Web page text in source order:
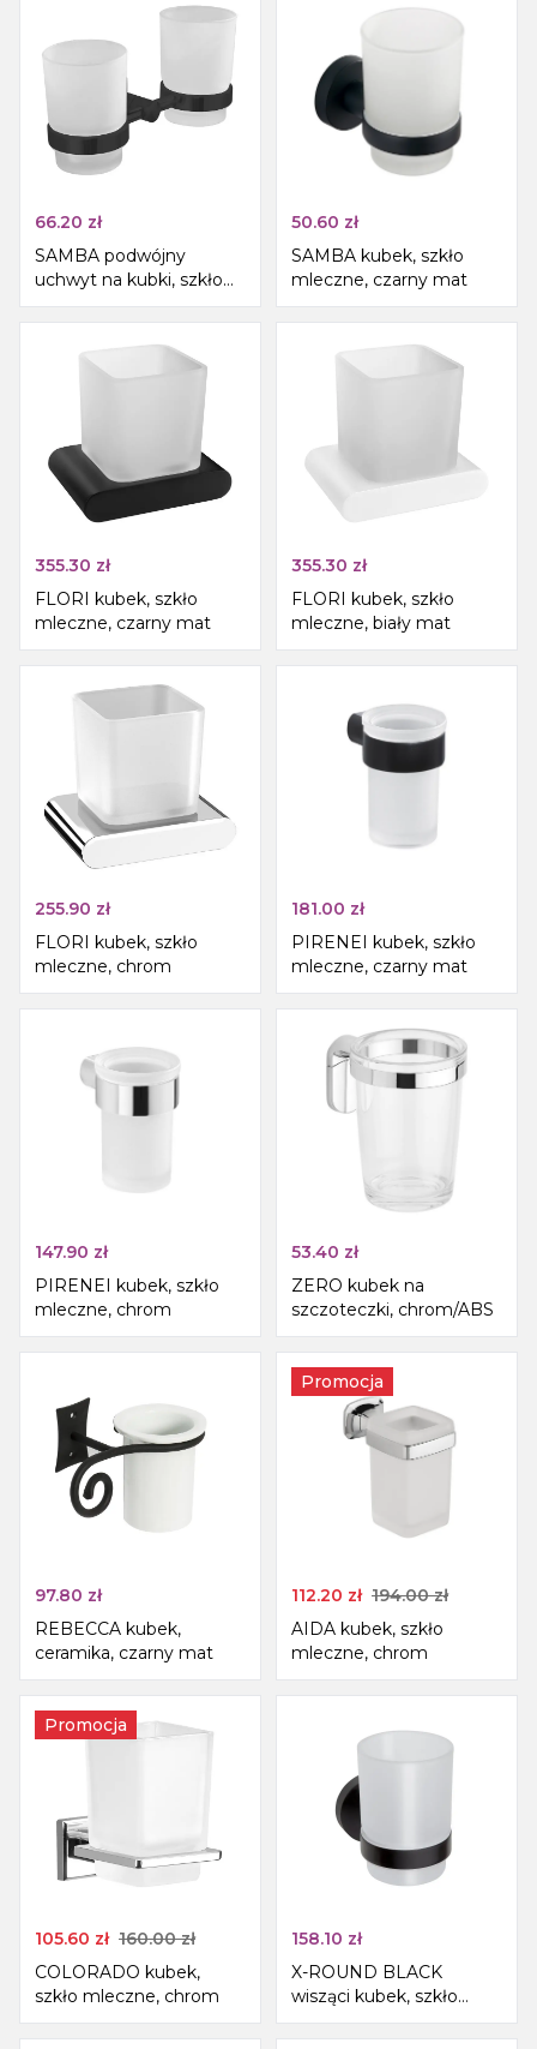
66.20 zł
SAMBA podwójny
uchwyt na kubki, szkło
mleczne, czarny mat
50.60 zł
SAMBA kubek, szkło
mleczne, czarny mat
355.30 zł
FLORI kubek, szkło
mleczne, czarny mat
355.30 zł
FLORI kubek, szkło
mleczne, biały mat
255.90 zł
FLORI kubek, szkło
mleczne, chrom
181.00 zł
PIRENEI kubek, szkło
mleczne, czarny mat
147.90 zł
PIRENEI kubek, szkło
mleczne, chrom
53.40 zł
ZERO kubek na
szczoteczki, chrom/ABS
97.80 zł
REBECCA kubek,
ceramika, czarny mat
Promocja
112.20 zł 194.00zł
AIDA kubek, szkło
mleczne, chrom
Promocja
105.60 zł 160.00zł
COLORADO kubek,
szkło mleczne, chrom
158.10 zł
X-ROUND BLACK
wisząci kubek, szkło
mleczne, czarny mat